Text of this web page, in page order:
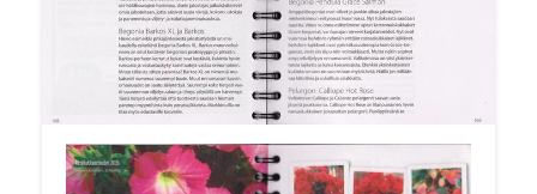
kesäkukkatrendit. Kirjoittajina ovatJarmo
LemströmScheteligistä,Reeta Rouhiainen
Koroisten Puutarhalta jaKari Silokangas
Huiskulan Taimitukusta.